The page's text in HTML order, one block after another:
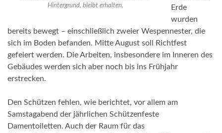
Hintergrund, bleibt erhalten.
Erde
wurden
bereits bewegt – einschließlich zweier Wespennester, die
sich im Boden befanden. Mitte August soll Richtfest
gefeiert werden. Die Arbeiten, insbesondere im Inneren des
Gebäudes werden sich aber noch bis ins Frühjahr
erstrecken.
Den Schützen fehlen, wie berichtet, vor allem am
Samstagabend der jährlichen Schützenfeste
Damentoiletten. Auch der Raum für das